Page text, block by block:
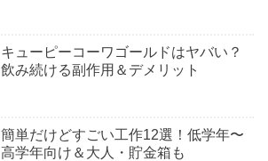
キューピーコーワゴールドはヤバい？
飲み続ける副作用＆デメリット
簡単だけどすごい工作12選！低学年〜
高学年向け＆大人・貯金箱も